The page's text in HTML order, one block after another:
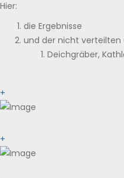
Hier:
die Ergebnisse
und der nicht verteilten
Deichgräber,
+
+